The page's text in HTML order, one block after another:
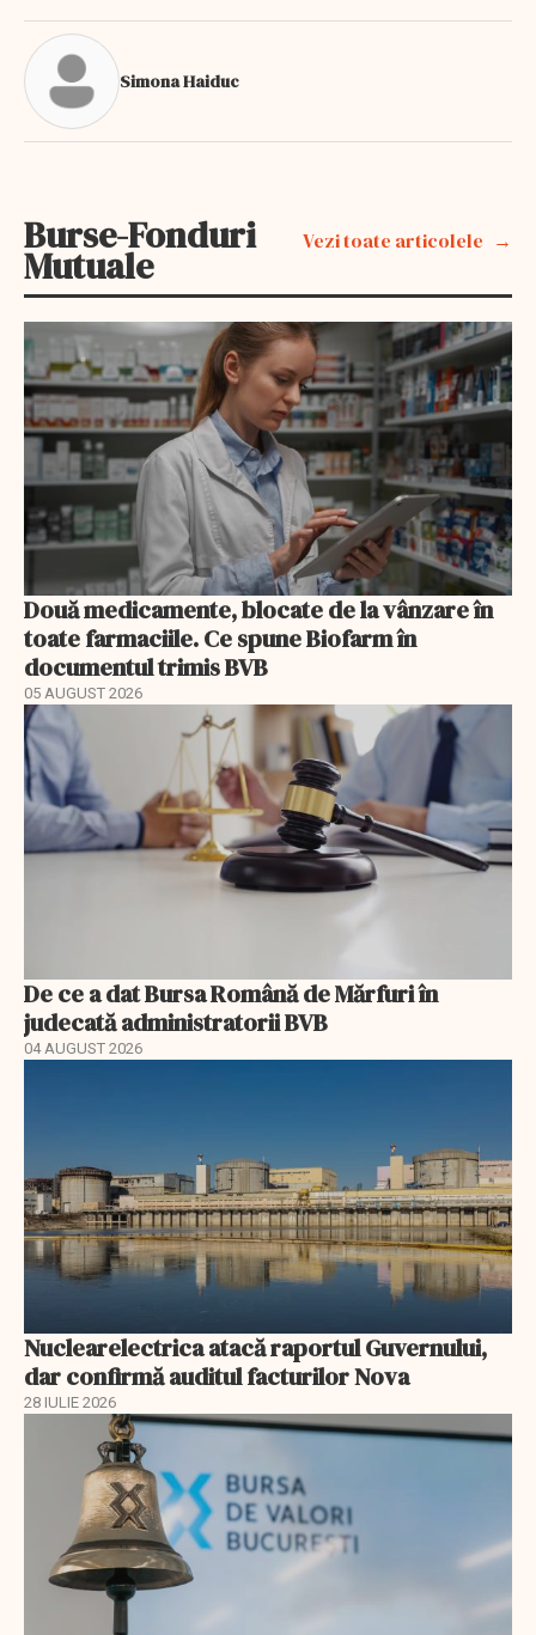
Simona Haiduc
Burse-Fonduri
Mutuale
Vezi toate articolele
Două medicamente, blocate de la vânzare în
toate farmaciile. Ce spune Biofarm în
documentul trimis BVB
05 AUGUST 2026
De ce a dat Bursa Română de Mărfuri în
judecată administratorii BVB
04 AUGUST 2026
Nuclearelectrica atacă raportul Guvernului,
dar confirmă auditul facturilor Nova
28 IULIE 2026